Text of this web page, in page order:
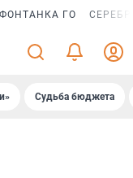
ФОНТАНКА ГО
Судьба бюджета